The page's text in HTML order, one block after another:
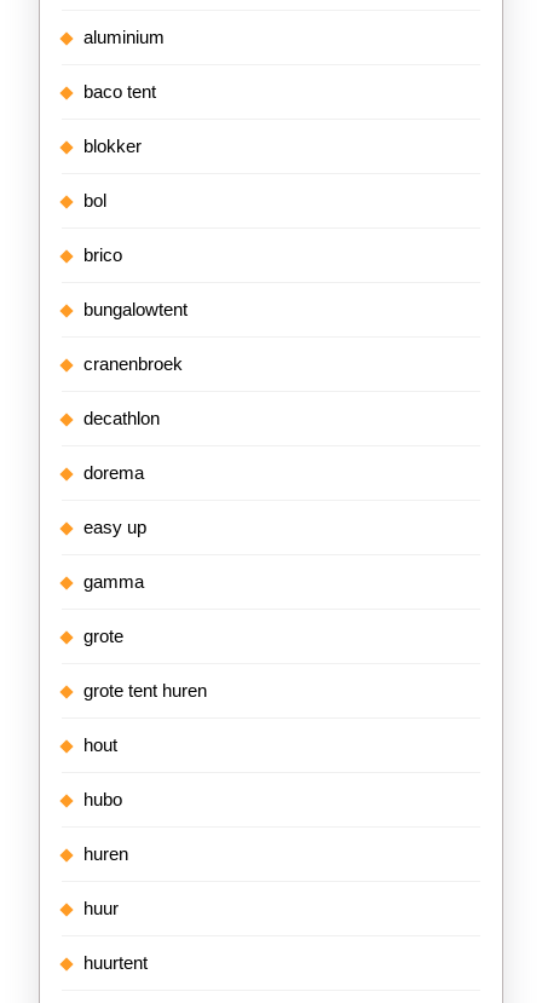
aluminium
baco tent
blokker
bol
brico
bungalowtent
cranenbroek
decathlon
dorema
easy up
gamma
grote
grote tent huren
hout
hubo
huren
huur
huurtent